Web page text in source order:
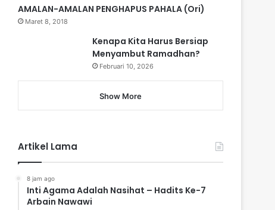
AMALAN-AMALAN PENGHAPUS PAHALA (Ori)
Maret 8, 2018
Kenapa Kita Harus Bersiap
Menyambut Ramadhan?
Februari 10, 2026
Show More
Artikel Lama
8 jam ago
Inti Agama Adalah Nasihat – Hadits Ke-7
Arbain Nawawi